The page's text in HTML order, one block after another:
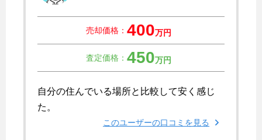
売却価格： 400万円
査定価格： 450万円
自分の住んでいる場所と比較して安く感じ
た。
このユーザーの口コミを見る